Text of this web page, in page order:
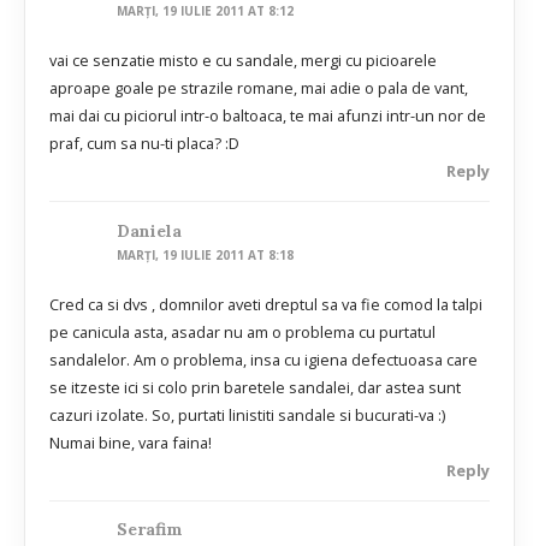
MARȚI, 19 IULIE 2011 AT 8:12
vai ce senzatie misto e cu sandale, mergi cu picioarele
aproape goale pe strazile romane, mai adie o pala de vant,
mai dai cu piciorul intr-o baltoaca, te mai afunzi intr-un nor de
praf, cum sa nu-ti placa? :D
Reply
Daniela
MARȚI, 19 IULIE 2011 AT 8:18
Cred ca si dvs , domnilor aveti dreptul sa va fie comod la talpi
pe canicula asta, asadar nu am o problema cu purtatul
sandalelor. Am o problema, insa cu igiena defectuoasa care
se itzeste ici si colo prin baretele sandalei, dar astea sunt
cazuri izolate. So, purtati linistiti sandale si bucurati-va :)
Numai bine, vara faina!
Reply
Serafim